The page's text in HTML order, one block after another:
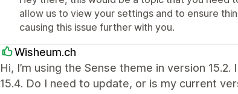
allow us to view your settings and to ensure
causing this issue further with you.
Wisheum.ch
Hi, I’m using the Sense theme in version
15.4. Do I need to update, or is my current